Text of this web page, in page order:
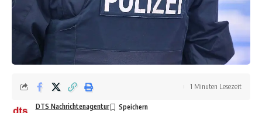
DTS Nachrichtenagentur
1 Minuten Lesezeit